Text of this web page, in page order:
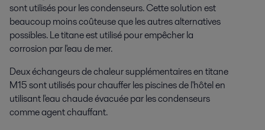
sont utilisés pour les condenseurs. Cette solution est
beaucoup moins coûteuse que les autres alternatives
possibles. Le titane est utilisé pour empêcher la
corrosion par l'eau de mer.
Deux échangeurs de chaleur supplémentaires en titane
M15 sont utilisés pour chauffer les piscines de l'hôtel en
utilisant l'eau chaude évacuée par les condenseurs
comme agent chauffant.